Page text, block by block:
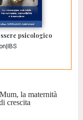
psicologico
IBS
la maternità
crescita